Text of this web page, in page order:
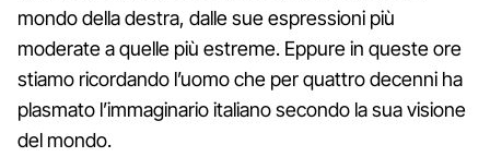
mondo della destra, dalle sue espressioni più
moderate a quelle più estreme. Eppure in queste ore
stiamo ricordando l’uomo che per quattro decenni ha
plasmato l’immaginario italiano secondo la sua visione
del mondo.